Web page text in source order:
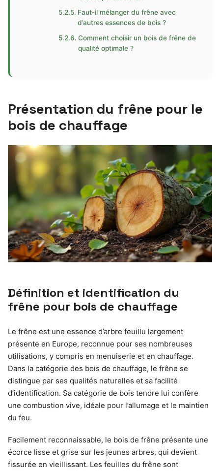
Faut-il mélanger du frêne avec
d’autres essences de bois ?
Comment choisir un bois de frêne de
qualité optimale ?
Présentation du frêne pour le
bois de chauffage
Définition et identification du
frêne pour bois de chauffage
Le frêne est une essence d’arbre feuillu largement
présente en Europe, reconnue pour ses nombreuses
utilisations, y compris en menuiserie et en chauffage.
Dans la catégorie des bois de chauffage, le frêne se
distingue par ses qualités naturelles et sa facilité
d’identification. Sa catégorie de bois tendre lui confère
une combustion vive, idéale pour l’allumage et le maintien
du feu.
Facilement reconnaissable, le bois de frêne présente une
écorce lisse et grise sur les jeunes arbres, qui devient
fissurée en vieillissant. Les feuilles du frêne sont